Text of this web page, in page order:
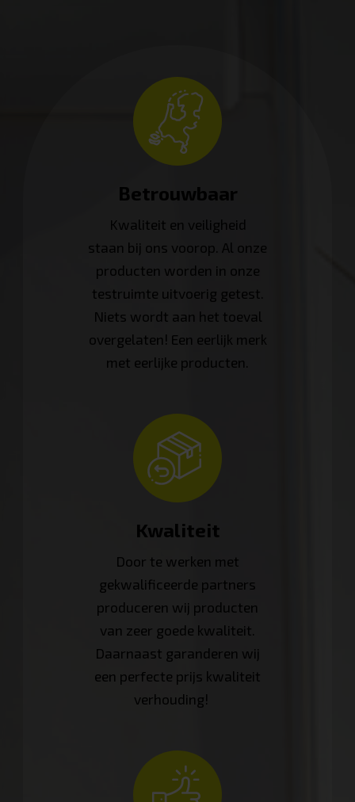
Betrouwbaar
Kwaliteit en veiligheid
staan bij ons voorop. Al onze
producten worden in onze
testruimte uitvoerig getest.
Niets wordt aan het toeval
overgelaten! Een eerlijk merk
met eerlijke producten.
Kwaliteit
Door te werken met
gekwalificeerde partners
produceren wij producten
van zeer goede kwaliteit.
Daarnaast garanderen wij
een perfecte prijs kwaliteit
verhouding!